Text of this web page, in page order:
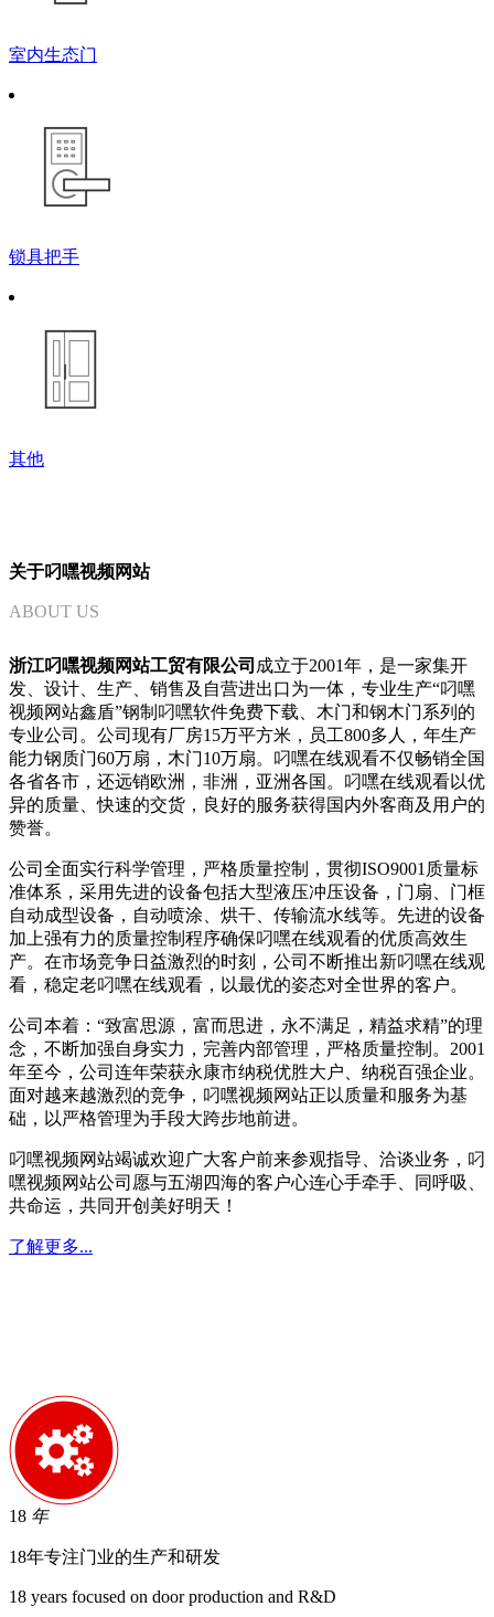
室内生态门
锁具把手
其他
关于叼嘿视频网站
ABOUT US
浙江叼嘿视频网站工贸有限公司 成立于2001年，是一家集开
发、设计、生产、销售及自营进出口为一体，专业生产“叼嘿
视频网站鑫盾”钢制叼嘿软件免费下载、木门和钢木门系列的
专业公司。公司现有厂房15万平方米，员工800多人，年生产
能力钢质门60万扇，木门10万扇。叼嘿在线观看不仅畅销全国
各省各市，还远销欧洲，非洲，亚洲各国。叼嘿在线观看以优
异的质量、快速的交货，良好的服务获得国内外客商及用户的
赞誉。
公司全面实行科学管理，严格质量控制，贯彻ISO9001质量标
准体系，采用先进的设备包括大型液压冲压设备，门扇、门框
自动成型设备，自动喷涂、烘干、传输流水线等。先进的设备
加上强有力的质量控制程序确保叼嘿在线观看的优质高效生
产。在市场竞争日益激烈的时刻，公司不断推出新叼嘿在线观
看，稳定老叼嘿在线观看，以最优的姿态对全世界的客户。
公司本着：“致富思源，富而思进，永不满足，精益求精”的理
念，不断加强自身实力，完善内部管理，严格质量控制。2001
年至今，公司连年荣获永康市纳税优胜大户、纳税百强企业。
面对越来越激烈的竞争，叼嘿视频网站正以质量和服务为基
础，以严格管理为手段大跨步地前进。
叼嘿视频网站竭诚欢迎广大客户前来参观指导、洽谈业务，叼
嘿视频网站公司愿与五湖四海的客户心连心手牵手、同呼吸、
共命运，共同开创美好明天！
了解更多...
18 年
18年专注门业的生产和研发
18 years focused on door production and R&D